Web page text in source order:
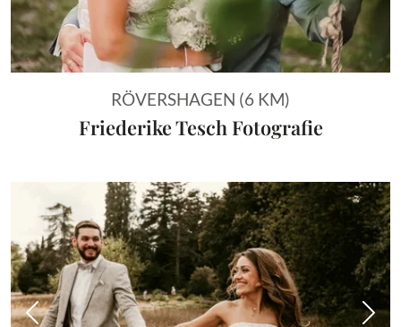
RÖVERSHAGEN (6 KM)
Friederike Tesch Fotografie